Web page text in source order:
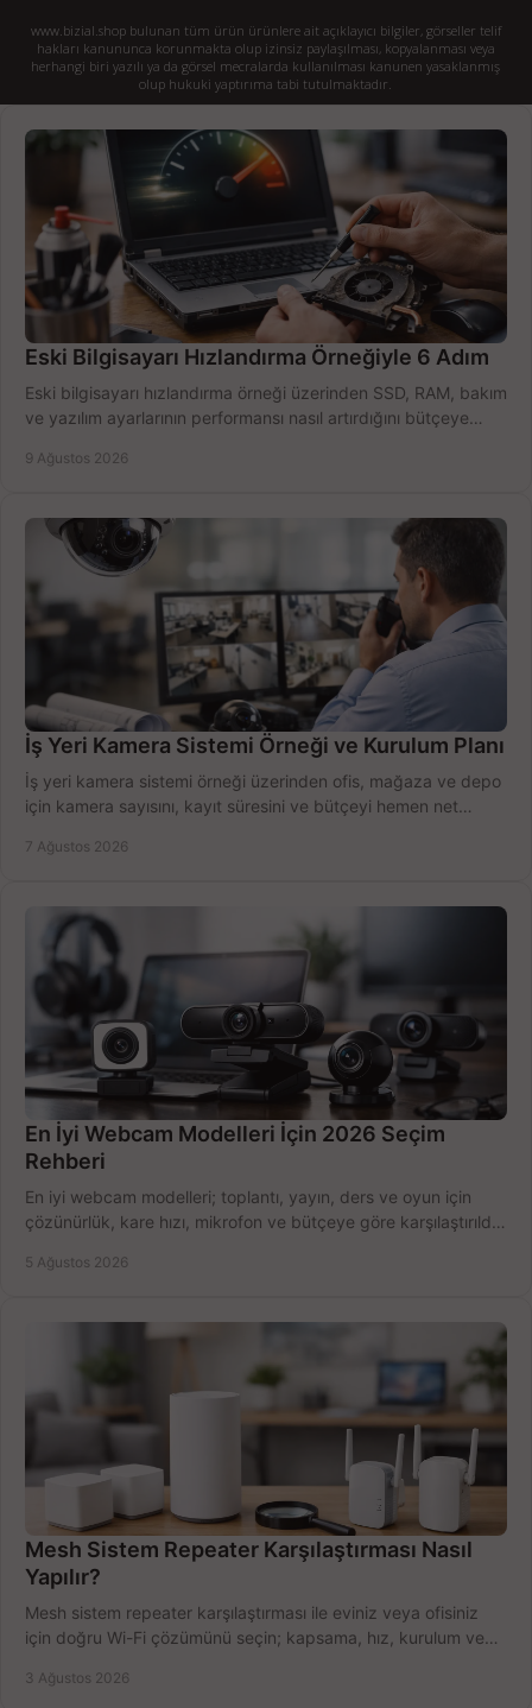
www.bizial.shop bulunan tüm ürün ürünlere ait açıklayıcı bilgiler, görseller telif
hakları kanununca korunmakta olup izinsiz paylaşılması, kopyalanması veya
herhangi biri yazılı ya da görsel mecralarda kullanılması kanunen yasaklanmış
olup hukuki yaptırıma tabi tutulmaktadır.
Eski Bilgisayarı Hızlandırma Örneğiyle 6 Adım
Eski bilgisayarı hızlandırma örneği üzerinden SSD, RAM, bakım
ve yazılım ayarlarının performansı nasıl artırdığını bütçeye
9 Ağustos 2026
İş Yeri Kamera Sistemi Örneği ve Kurulum Planı
İş yeri kamera sistemi örneği üzerinden ofis, mağaza ve depo
için kamera sayısını, kayıt süresini ve bütçeyi hemen net
7 Ağustos 2026
En İyi Webcam Modelleri İçin 2026 Seçim
Rehberi
En iyi webcam modelleri; toplantı, yayın, ders ve oyun için
çözünürlük, kare hızı, mikrofon ve bütçeye göre karşılaştırıldı.
5 Ağustos 2026
Mesh Sistem Repeater Karşılaştırması Nasıl
Yapılır?
Mesh sistem repeater karşılaştırması ile eviniz veya ofisiniz
için doğru Wi-Fi çözümünü seçin; kapsama, hız, kurulum ve
3 Ağustos 2026